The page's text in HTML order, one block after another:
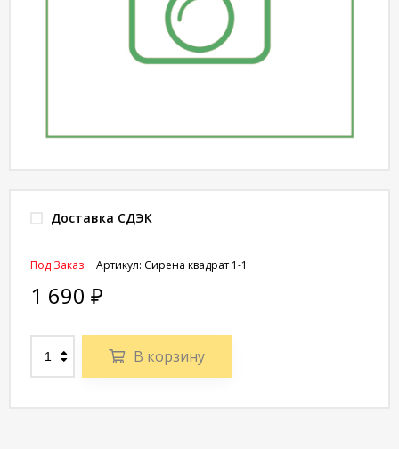
Доставка СДЭК
Артикул: Сирена квадрат 1-1
Под Заказ
1 690 ₽
В корзину